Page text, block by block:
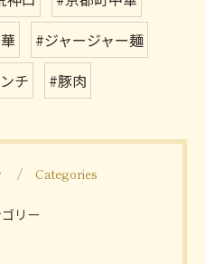
#ジャージャー麺
チ
#豚肉
Categories
リー